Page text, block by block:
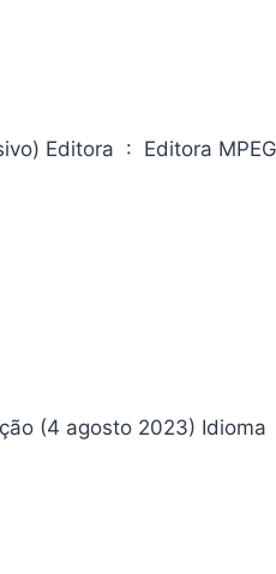
(30 agosto 2024)